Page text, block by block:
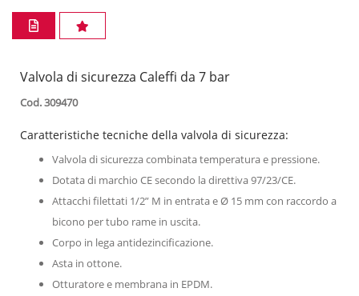
Valvola di sicurezza Caleffi da 7 bar
Cod. 309470
Caratteristiche tecniche della valvola di sicurezza:
Valvola di sicurezza combinata temperatura e pressione.
Dotata di marchio CE secondo la direttiva 97/23/CE.
Attacchi filettati 1/2” M in entrata e Ø 15 mm con raccordo a
bicono per tubo rame in uscita.
Corpo in lega antidezincificazione.
Asta in ottone.
Otturatore e membrana in EPDM.